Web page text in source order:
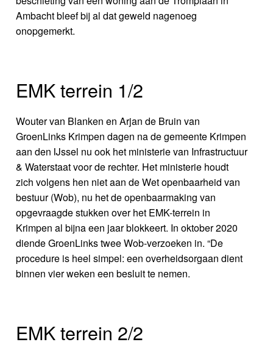
Ambacht bleef bij al dat geweld nagenoeg
onopgemerkt.
EMK terrein 1/2
Wouter van Blanken en Arjan de Bruin van
GroenLinks Krimpen dagen na de gemeente Krimpen
aan den IJssel nu ook het ministerie van Infrastructuur
& Waterstaat voor de rechter. Het ministerie houdt
zich volgens hen niet aan de Wet openbaarheid van
bestuur (Wob), nu het de openbaarmaking van
opgevraagde stukken over het EMK-terrein in
Krimpen al bijna een jaar blokkeert. In oktober 2020
diende GroenLinks twee Wob-verzoeken in. “De
procedure is heel simpel: een overheidsorgaan dient
binnen vier weken een besluit te nemen.
EMK terrein 2/2